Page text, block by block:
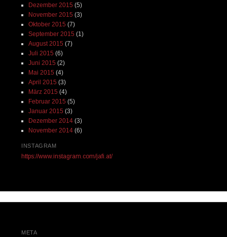
Dezember 2015 (5)
November 2015 (3)
Oktober 2015 (7)
September 2015 (1)
August 2015 (7)
Juli 2015 (6)
Juni 2015 (2)
Mai 2015 (4)
April 2015 (3)
März 2015 (4)
Februar 2015 (5)
Januar 2015 (3)
Dezember 2014(3)
November 2014(6)
INSTAGRAM
https://www.instagram.com/jafi.at/
META